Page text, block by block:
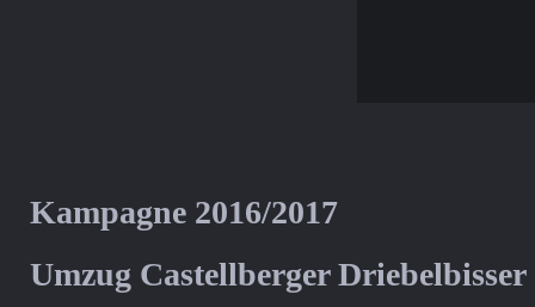
Kampagne 2016/2017
Umzug Castellberger